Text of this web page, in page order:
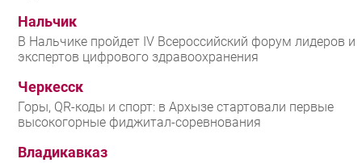
Нальчик
В Нальчике пройдет IV Всероссийский форум лидеров и
экспертов цифрового здравоохранения
Черкесск
Горы, QR-коды и спорт: в Архызе стартовали первые
высокогорные фиджитал-соревнования
Владикавказ